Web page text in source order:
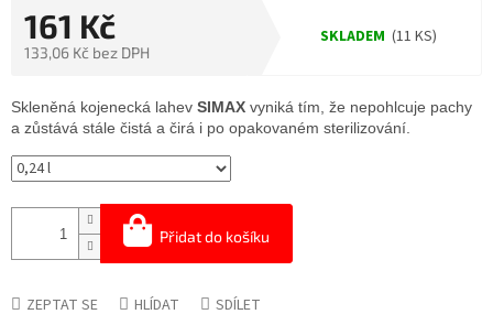
161 Kč
133,06 Kč bez DPH
SKLADEM (11 KS)
Přidat do košíku
Skleněná kojenecká lahev SIMAX vyniká tím, že nepohlcuje pachy
a zůstává stále čistá a čirá i po opakovaném sterilizování.
ZEPTAT SE HLÍDAT SDÍLET